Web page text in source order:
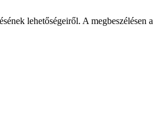
lehetőségeiről. A megbeszélésen a